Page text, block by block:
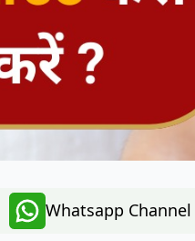
Whatsapp Channel